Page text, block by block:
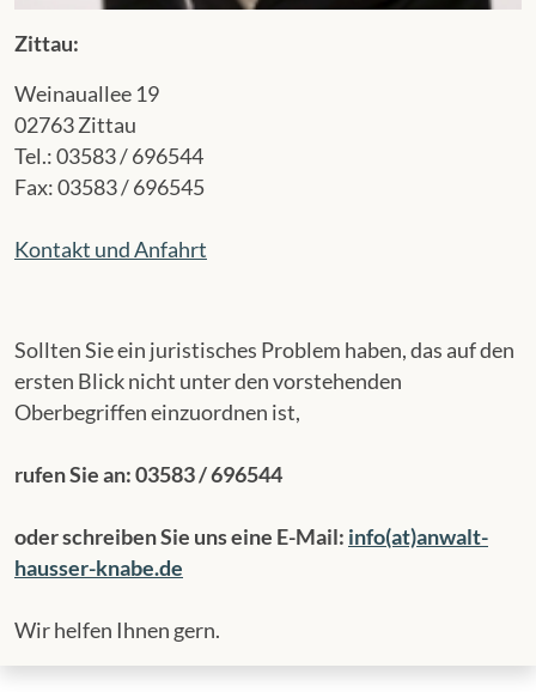
Zittau:
Weinauallee 19
02763 Zittau
Tel.: 03583 / 696544
Fax: 03583 / 696545
Kontakt und Anfahrt
Sollten Sie ein juristisches Problem haben, das auf den
ersten Blick nicht unter den vorstehenden
Oberbegriffen einzuordnen ist,
rufen Sie an: 03583 / 696544
oder schreiben Sie uns eine E-Mail: info(at)anwalt-
hausser-knabe.de
Wir helfen Ihnen gern.